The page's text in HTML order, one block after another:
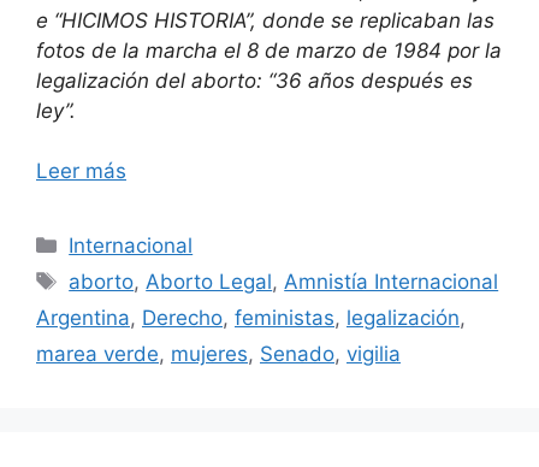
e “HICIMOS HISTORIA”, donde se replicaban las
fotos de la marcha el 8 de marzo de 1984 por la
legalización del aborto: “36 años después es
ley”.
Leer más
Categorías
Internacional
Etiquetas
aborto,Aborto Legal,Amnistía Internacional
Argentina, Derecho, feministas, legalización,
marea verde, mujeres, Senado, vigilia